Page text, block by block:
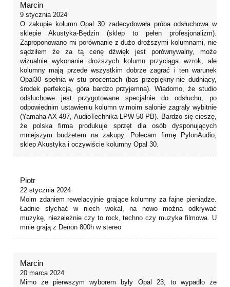
Marcin
9 stycznia 2024
O zakupie kolumn Opal 30 zadecydowała próba odsłuchowa w
sklepie Akustyka-Będzin (sklep to pełen profesjonalizm).
Zaproponowano mi porównanie z dużo droższymi kolumnami, nie
sądziłem że za tą cenę dźwięk jest porównywalny, może
wizualnie wykonanie droższych kolumn przyciąga wzrok, ale
kolumny mają przede wszystkim dobrze zagrać i ten warunek
Opal30 spełnia w stu procentach (bas przepiękny-nie dudniący,
środek perfekcja, góra bardzo przyjemna). Wiadomo, że studio
odsłuchowe jest przygotowane specjalnie do odsłuchu, po
odpowiednim ustawieniu kolumn w moim salonie zagrały wybitnie
(Yamaha AX-497, AudioTechnika LPW 50 PB). Bardzo się cieszę,
że polska firma produkuje sprzęt dla osób dysponujących
mniejszym budżetem na zakupy. Polecam firmę PylonAudio,
sklep Akustyka i oczywiście kolumny Opal 30.
Piotr
22 stycznia 2024
Moim zdaniem rewelacyjnie grające kolumny za fajne pieniądze.
Ładnie słychać w niech wokal, na nowo można odkrywać
muzykę, niezależnie czy to rock, techno czy muzyka filmowa. U
mnie grają z Denon 800h w stereo
Marcin
20 marca 2024
Mimo że pierwszym wyborem były Opal 23, to wypadło że